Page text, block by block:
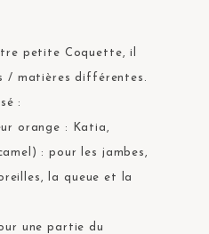
petite Coquette, il
/ matières différentes.
:
orange : Katia,
: pour les jambes,
la queue et la
une partie du